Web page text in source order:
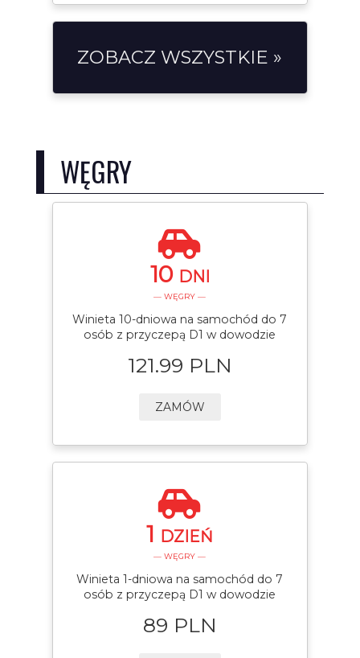
ZOBACZ WSZYSTKIE »
WĘGRY
10 DNI
— WĘGRY —
Winieta 10-dniowa na samochód do 7
osób z przyczepą D1 w dowodzie
121.99 PLN
ZAMÓW
1 DZIEŃ
— WĘGRY —
Winieta 1-dniowa na samochód do 7
osób z przyczepą D1 w dowodzie
89 PLN